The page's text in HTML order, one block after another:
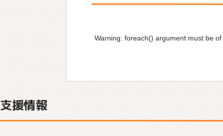
Warning: foreach() argument must be
支援情報